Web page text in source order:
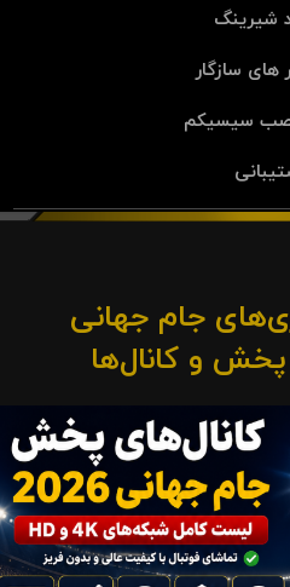
شیرینگ
های سازگار
سیسیکم
جام جهانی